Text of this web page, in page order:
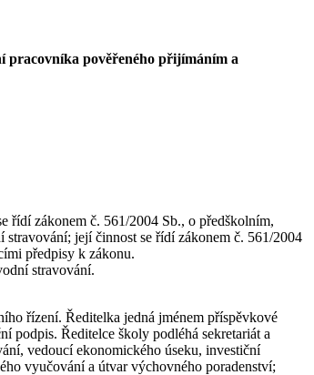
pracovníka pověřeného přijímáním a
řídí zákonem č. 561/2004 Sb., o předškolním,
její činnost se řídí zákonem č. 561/2004
předpisy k zákonu.
stravování.
řízení. Ředitelka jedná jménem příspěvkové
podpis. Ředitelce školy podléhá sekretariát a
vedoucí ekonomického úseku, investiční
vyučování a útvar výchovného poradenství;